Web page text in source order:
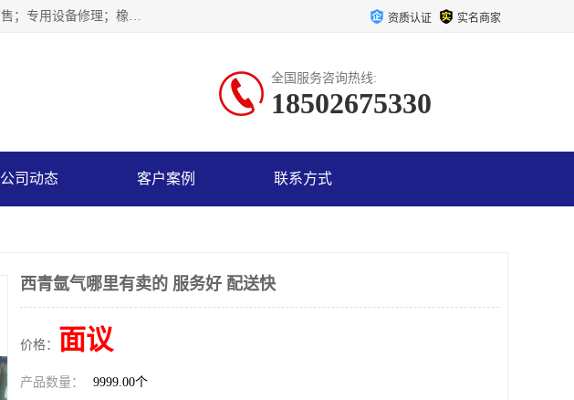
天津永腾气体销售有限公司成立于2020年，注册地位于天津市滨海新区。经营范围包括：专用化学产品销售；专用设备修理；橡胶制品销售；气体压缩机械销售；特种设备销售；仪器仪表销售；机械设备租赁；五金产品批发；食品添加剂销售等，主要供应：氧气、乙炔、氮气、氩气、氢气、氦气、液氨、液氮、一氧化碳、二氧化碳等，各种工业气体，高纯气体，食品级气体。 资质认证 实名商家
全国服务咨询热线:
18502675330
公司动态 客户案例 联系方式
西青氩气哪里有卖的 服务好 配送快
价格： 面议
产品数量： 9999.00个